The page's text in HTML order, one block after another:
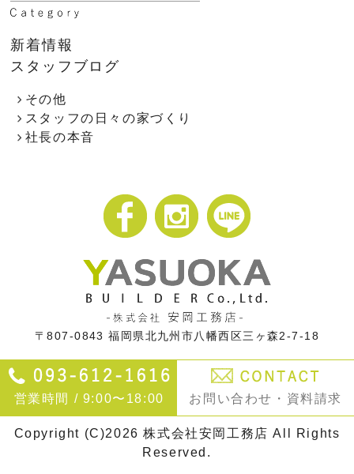
新着情報
スタッフブログ
その他
スタッフの日々の家づくり
社長の本音
〒807-0843福岡県北九州市八幡西区三ヶ森2-7-18
営業時間 / 9:00〜18:00 お問い合わせ・資料請求
Copyright (C)2026 株式会社安岡工務店 All Rights
Reserved.